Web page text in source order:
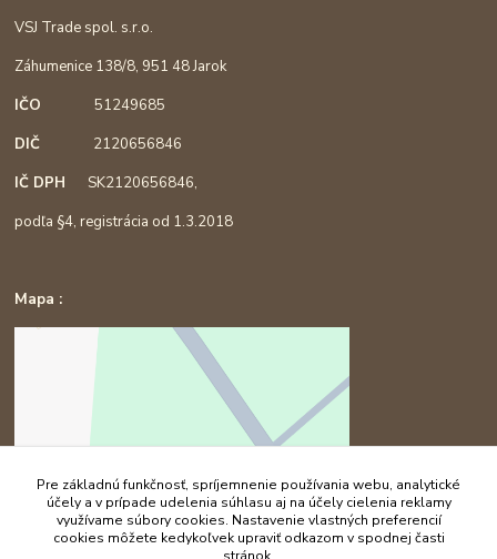
VSJ Trade spol. s.r.o.
Záhumenice 138/8, 951 48 Jarok
IČO51249685
DIČ 2120656846
IČ DPHSK2120656846,
podľa §4, registrácia od 1.3.2018
Mapa :
Pre základnú funkčnosť, spríjemnenie používania webu, analytické
účely a v prípade udelenia súhlasu aj na účely cielenia reklamy
využívame súbory cookies. Nastavenie vlastných preferencií
cookies môžete kedykoľvek upraviť odkazom v spodnej časti